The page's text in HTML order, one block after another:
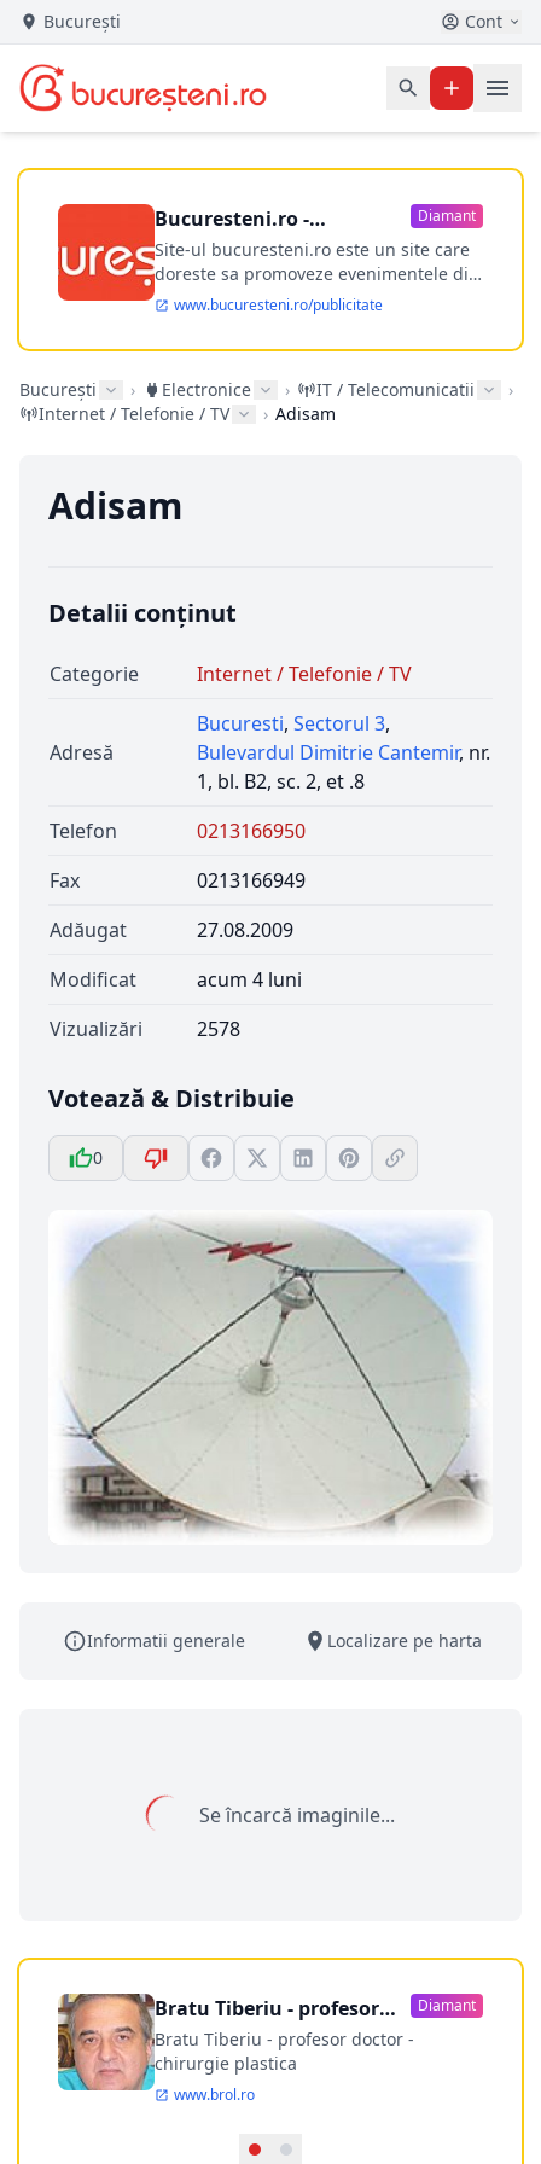
București Cont
Bucuresteni.ro -
publicitate online
Diamant
Site-ul bucuresteni.ro este un site care
doreste sa promoveze evenimentele din
Bucuresti si nu numai, sa puna la
dispozitia utilizatorului cea mai
performanta harta electronica a
ofere posibilitatea firmel...
www.bucuresteni.ro/publicitate
București › Electronice › IT / Telecomunicatii
›
Internet / Telefonie / TV
› Adisam
Adisam
Detalii conținut
Categorie Internet / Telefonie / TV
Adresă
Bucuresti, Sectorul 3,
Bulevardul Dimitrie Cantemir, nr.
1, bl. B2, sc. 2, et .8
Telefon
0213166950
Fax
0213166949
Adăugat
27.08.2009
Modificat
acum 4 luni
Vizualizări
2578
Votează & Distribuie
0
Informatii generale Localizare pe harta
Se încarcă imaginile...
Bratu Tiberiu - profesor
doctor
Diamant
Bratu Tiberiu - profesor doctor -
chirurgie plastica
www.brol.ro